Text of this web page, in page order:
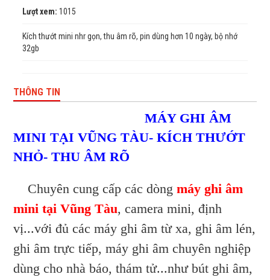
Lượt xem: 1015
Kích thướt mini nhr gọn, thu âm rõ, pin dùng hơn 10 ngày, bộ nhớ
32gb
THÔNG TIN
MÁY GHI ÂM
MINI TẠI VŨNG TÀU- KÍCH THƯỚT
NHỎ- THU ÂM RÕ
Chuyên cung cấp các dòngmáy ghi âm
mini tại Vũng Tàu, camera mini, định
vị...với đủ các máy ghi âm từ xa, ghi âm lén,
ghi âm trực tiếp, máy ghi âm chuyên nghiệp
dùng cho nhà báo, thám tử...như bút ghi âm,